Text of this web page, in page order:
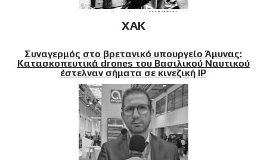
XAK
Συναγερμός στο βρετανικό υπουργείο Άμυνας:
Κατασκοπευτικά drones του Βασιλικού Ναυτικού
έστελναν σήματα σε κινεζική IP